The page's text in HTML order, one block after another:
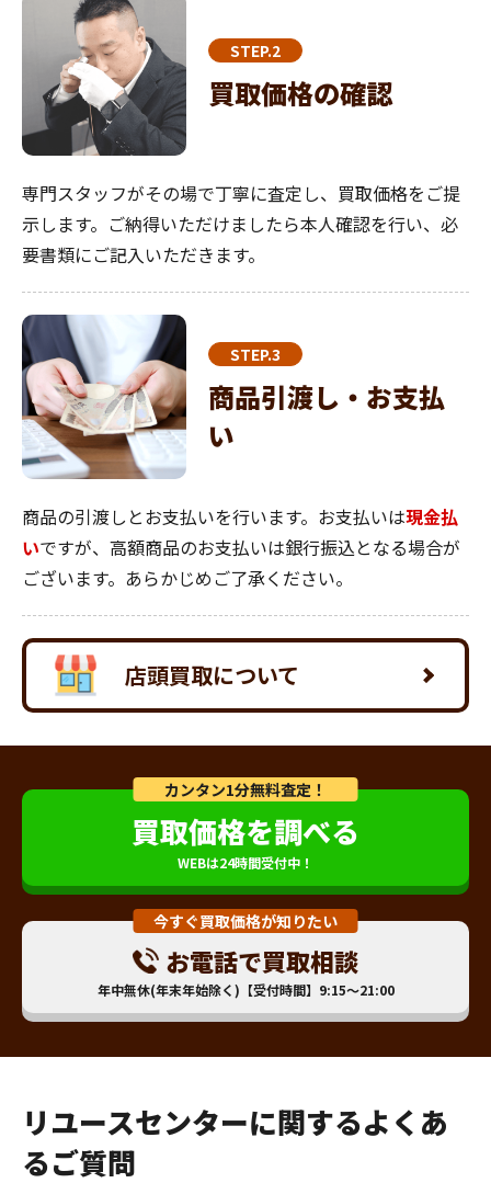
STEP.2
買取価格の確認
専門スタッフがその場で丁寧に査定し、買取価格をご提
示します。ご納得いただけましたら本人確認を行い、必
要書類にご記入いただきます。
STEP.3
商品引渡し・お支払
い
商品の引渡しとお支払いを行います。お支払いは現金払
いですが、高額商品のお支払いは銀行振込となる場合が
ございます。あらかじめご了承ください。
店頭買取について
カンタン1分無料査定！
買取価格を調べる
WEBは24時間受付中！
今すぐ買取価格が知りたい
お電話で買取相談
年中無休(年末年始除く)【受付時間】9:15～21:00
リユースセンターに関するよくあ
るご質問